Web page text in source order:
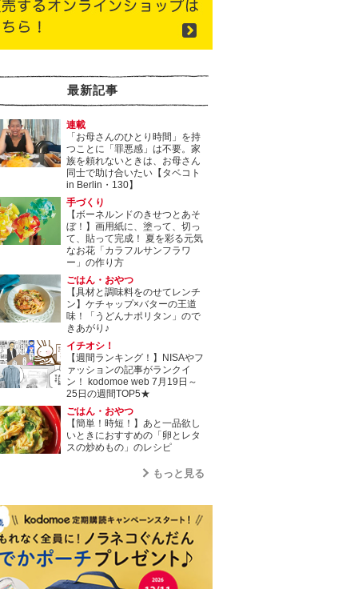
最新記事
連載
「お母さんのひとり時間」を持
つことに「罪悪感」は不要。家
族を頼れないときは、お母さん
同士で助け合いたい【タベコト
in Berlin・130】
手づくり
【ボーネルンドのきせつとあそ
ぼ！】画用紙に、塗って、切っ
て、貼って完成！ 夏を彩る元気
なお花「カラフルサンフラワ
ー」の作り方
ごはん・おやつ
【具材と調味料をのせてレンチ
ン】ケチャップ×バターの王道
味！「うどんナポリタン」ので
きあがり♪
イチオシ！
【週間ランキング！】NISAやフ
ァッションの記事がランクイ
ン！ kodomoe web 7月19日～
25日の週間TOP5★
ごはん・おやつ
【簡単！時短！】あと一品欲し
いときにおすすめの「卵とレタ
スの炒めもの」のレシピ
もっと見る